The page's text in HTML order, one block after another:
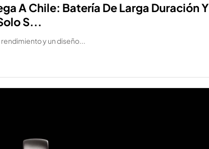
A Chile: Batería De Larga Duración Y
S...
y un diseño...